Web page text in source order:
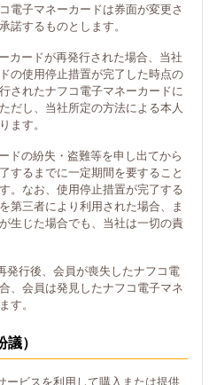
電子マネーカードは券面が変更さ
諾するものとします。
カードが再発行された場合、当社
の使用停止措置が完了した時点の
されたナフコ電子マネーカードに
だし、当社所定の方法による本人
ます。
ドの紛失・盗難等を申し出てから
するまでに一定期間を要すること
。なお、使用停止措置が完了する
第三者により利用された場合、ま
生じた場合でも、当社は一切の責
発行後、会員が喪失したナフコ電
、会員は発見したナフコ電子マネ
す。
）
ービスを利用して購入または提供